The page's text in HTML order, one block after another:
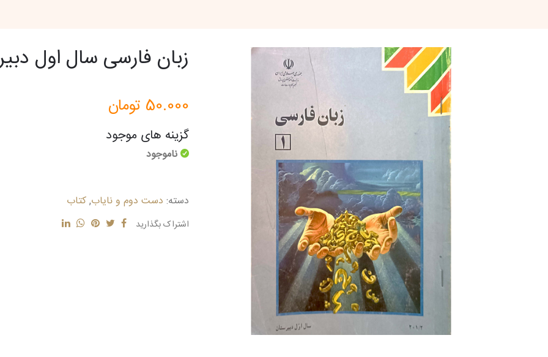
زبان فارسی سال اول
50.000 تومان
گزینه های موجود
ناموجود
دسته: دست دوم و نایاب,کتاب
اشتراک بگذارید